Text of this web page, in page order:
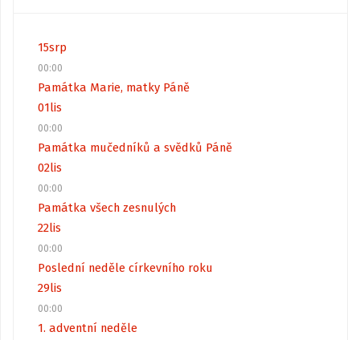
15srp
00:00
Památka Marie, matky Páně
01lis
00:00
Památka mučedníků a svědků Páně
02lis
00:00
Památka všech zesnulých
22lis
00:00
Poslední neděle církevního roku
29lis
00:00
1. adventní neděle